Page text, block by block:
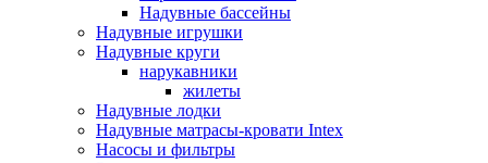
Надувные бассейны
Надувные игрушки
Надувные круги
нарукавники
жилеты
Надувные лодки
Надувные матрасы-кровати Intex
Насосы и фильтры